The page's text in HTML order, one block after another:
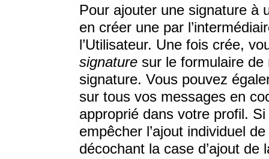
Pour ajouter une signature à
en créer une par
l’Utilisateur. Une fois crée,
signature sur le formulaire de
signature. Vous pouvez
sur tous vos messages en
approprié dans votre profil.
empêcher l’ajout individuel
décochant la case d’ajout